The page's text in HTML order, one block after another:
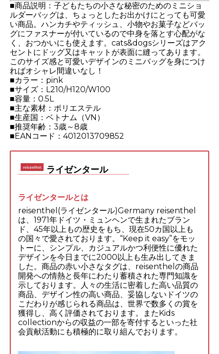
■商品説明：子どもたちの小さな秘密のためのミニショ
ルダーバッグは、ちょっとしたお出かけにとっても可愛
い商品。ハンカチやティッシュ、小物やお菓子などバッ
グにファスナーが付いているので中身を落とす心配がな
く、おつかいにも使えます。cats&dogsシリーズはアク
セントにドッグ又はキャットが表面に縫ってあります。
このサイズ感と可愛いデザインのミニバッグを身につけ
ればオシャレ間違いなし！
■カラー：pink
■サイズ：L210/H120/W100
■容量：0.5L
■主な素材：ポリエステル
■生産国：ベトナム（VN）
■推奨年齢：3歳～8歳
■EANコード：4012013709852
ライゼンタール
ライゼンタールとは
reisenthel(ライゼンタール)Germany reisenthel
は、1971年ドイツ・ミュンヘンで生まれたブラン
ド、45年以上もの歴史をもち、現在50カ国以上も
の国々で愛されております。“Keep it easy”をモッ
トーに、シンプル、カジュアルかつ利便性に優れた
デザインを今日までに2000以上も生み出してきま
した。商品の赤い小さなタグは、reisenthelの商品
開発への情熱と長年にわたり蓄積された専門知識を
示しております。人々の生活に密着した高い品質の
商品、デザイン性の高い商品、妥協しないドイツの
こだわりが感じられる商品は、世界で数多くの賞を
獲得し、高く評価されております。またKids
collectionからの収益の一部を寄付するといった社
会貢献活動にも積極的に取り組んでおります。